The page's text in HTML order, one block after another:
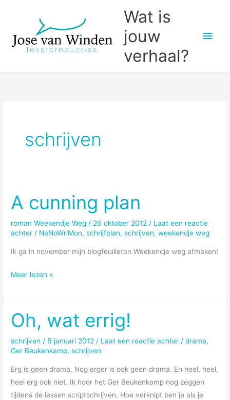
inhoud
Wat is
jouw
verhaal?
schrijven
A cunning plan
roman Weekendje Weg / 26 oktober 2012 / Laat een reactie
achter / NaNoWriMon,schrijfplan,schrijven,weekendje weg
Ik ga in november mijn blogfeuilleton Weekendje weg afmaken!
A
plan
Meer lezen »
Oh, wat errig!
schrijven /6 januari 2012/ Laat een reactie achter /drama,
Ger Beukenkamp,schrijven
Erg is geen drama. Nog erger is ook geen drama. En heel, heel,
heel erg ook niet. Ik hoor het Ger Beukenkamp nog zeggen
tijdens de lessen scriptschrijven. Hoe verknipt ben je als je